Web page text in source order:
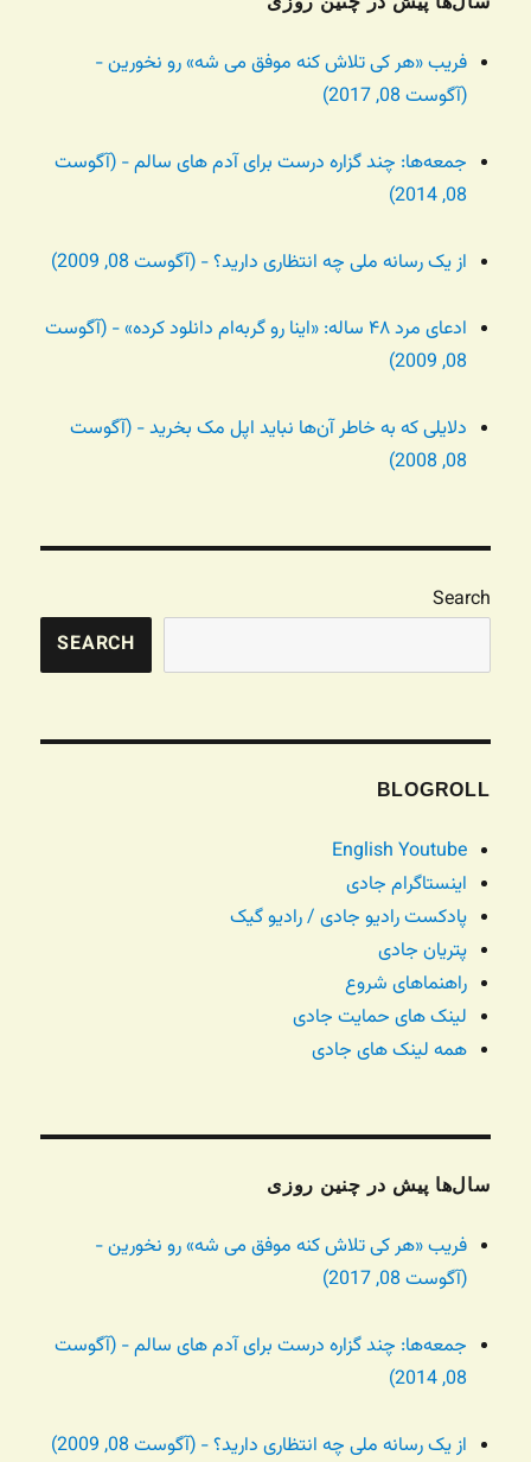
فریب «هر کی تلاش کنه موفق می شه» رو نخورین -
(آگوست 08, 2017)
جمعه‌ها: چند گزاره درست برای آدم های سالم - (آگوست
08, 2014)
از یک رسانه ملی چه انتظاری دارید؟ - (آگوست 08, 2009)
ادعای مرد ۴۸ ساله: «اینا رو گربه‌ام دانلود کرده» - (آگوست
08, 2009)
دلایلی که به خاطر آن‌ها نباید اپل مک بخرید - (آگوست
08, 2008)
Search
SEARCH
BLOGROLL
English Youtube
اینستاگرام جادی
پادکست رادیو جادی / رادیو گیک
پتریان جادی
راهنماهای شروع
لینک های حمایت جادی
همه لینک های جادی
سال‌ها پیش در چنین روزی
فریب «هر کی تلاش کنه موفق می شه» رو نخورین -
(آگوست 08, 2017)
جمعه‌ها: چند گزاره درست برای آدم های سالم - (آگوست
08, 2014)
از یک رسانه ملی چه انتظاری دارید؟ - (آگوست 08, 2009)